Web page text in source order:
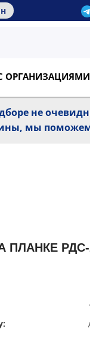
ОРГАНИЗАЦИЯМИ
не
мы
ПЛАНКЕ